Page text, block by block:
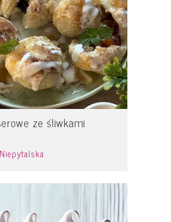
ze śliwkami